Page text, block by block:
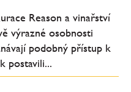
Reason a vinařství
výrazné osobnosti
podobný přístup k
postavili...